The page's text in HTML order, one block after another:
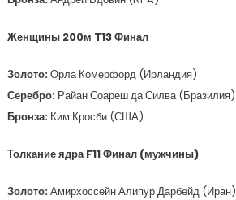
Женщины 200м T13 Финал
Золото:Орла Комерфорд (Ирландия)
Серебро: Райан Соареш да Силва (Бразилия)
Бронза: Ким Кросби (США)
Толкание ядра F11 Финал (мужчины)
Золото:Амирхоссейн Алипур Дарбейд (Иран)